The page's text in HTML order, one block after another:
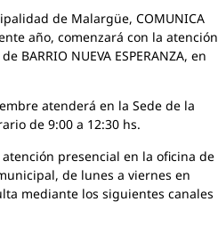
de Malargüe, COMUNICA
año, comenzará con la atención
NUEVA ESPERANZA, en
atenderá en la Sede de la
de 9:00 a 12:30 hs.
presencial en la oficina de
de lunes a viernes en
mediante los siguientes canales